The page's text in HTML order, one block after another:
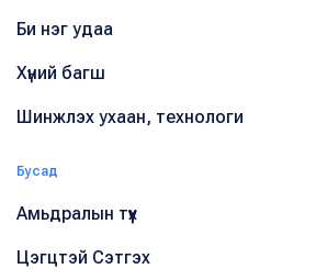
Би нэг удаа
Хүний багш
Шинжлэх ухаан, технологи
Бусад
Амьдралын түүх
Цэгцтэй Сэтгэх